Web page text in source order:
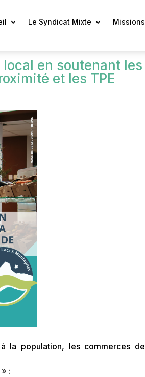
Le Syndicat Mixte Missions
local en soutenant les
et les TPE
la population, les commerces de
: